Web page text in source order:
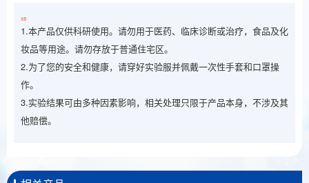
注意：
1.本产品仅供科研使用。请勿用于医药、临床诊断或治疗，食品及化
妆品等用途。请勿存放于普通住宅区。
2.为了您的安全和健康，请穿好实验服并佩戴一次性手套和口罩操
作。
3.实验结果可由多种因素影响，相关处理只限于产品本身，不涉及其
他赔偿。